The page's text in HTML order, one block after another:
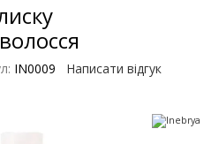
IN0009 Написати відгук